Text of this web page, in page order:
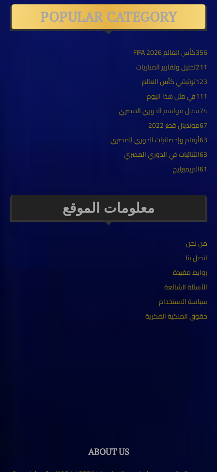
POPULAR CATEGORY
كأس العالم FIFA 2026356
تحليل وتقارير المباريات211
توثيقي كأس العالم123
في مثل هذا اليوم111
سجل مواسم الدوري المصري74
مونديال قطر 202267
أرقام وإحصائيات الدوري المصري63
الثنائيات في الدوري المصري63
البريميرليج61
معلومات الموقع
من نحن
اتصل بنا
روابط مفيدة
الأسئلة الشائعة
سياسة الاستخدام
حقوق الملكية الفكرية
2025